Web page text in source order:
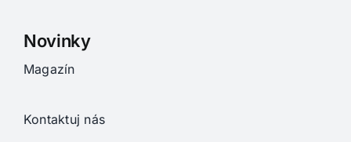
Novinky
Magazín
Kontaktuj nás